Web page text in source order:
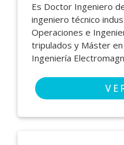
Es Doctor Ingeniero
ingeniero técnico
Operaciones e
tripulados y Máster en
Ingeniería